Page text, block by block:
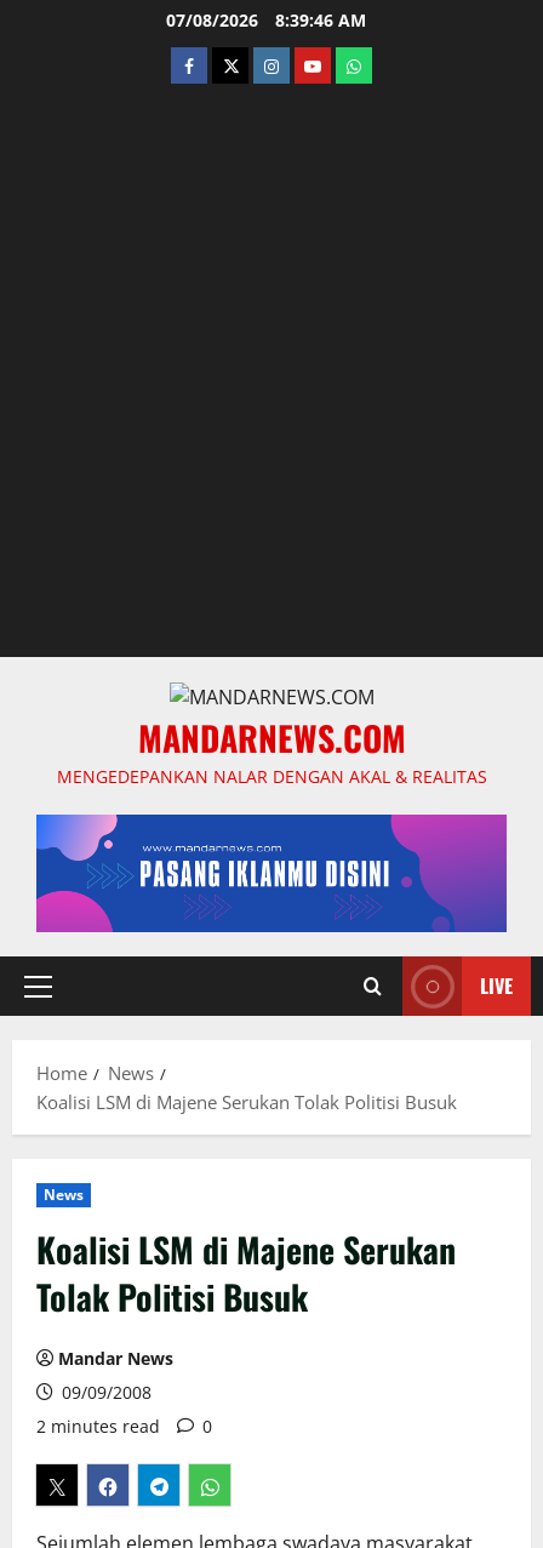
07/08/2026 8:39:47 AM
facebooktwitterinstagram.com
youtubewhatsapp
MANDARNEWS.COM
MENGEDEPANKAN NALAR DENGAN AKAL & REALITAS
Primary
LIVE
Home
News
Koalisi LSM di Majene Serukan Tolak Politisi Busuk
News
Koalisi LSM di Majene Serukan
Tolak Politisi Busuk
Mandar News
09/09/2008
2 minutes read
0